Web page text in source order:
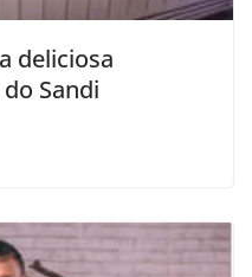
deliciosa
Sandi